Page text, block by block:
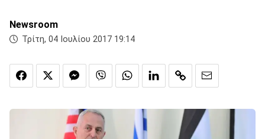
Newsroom
Τρίτη, 04 Ιουλίου 2017 19:14